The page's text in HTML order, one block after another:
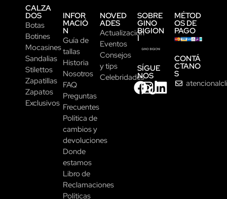
CALZA
DOS
Botas
Botines
Mocasines
Sandalias
Stilettos
Zapatillas
Zapatos
Exclusivos
INFOR
MACIÓ
N
Guía de
tallas
Historia
Nosotros
FAQ
Preguntas
Frecuentes
Política de
cambios y
devoluciones
Donde
estamos
Libro de
Reclamaciones
Políticas
NOVED
ADES
Actualización
Eventos
Consejos
y tips
Celebridades
SOBRE
GINO
BIGION
I
SÍGUE
NOS
MÉTOD
OS DE
PAGO
CONTÁ
CTANO
S